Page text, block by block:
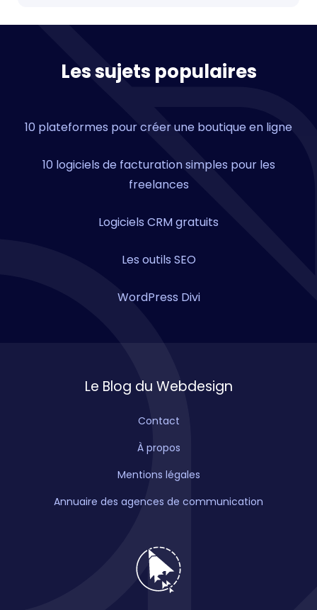
Les sujets populaires
10 plateformes pour créer une boutique en ligne
10 logiciels de facturation simples pour les
freelances
Logiciels CRM gratuits
Les outils SEO
WordPress Divi
Le Blog du Webdesign
Contact
À propos
Mentions légales
Annuaire des agences de communication